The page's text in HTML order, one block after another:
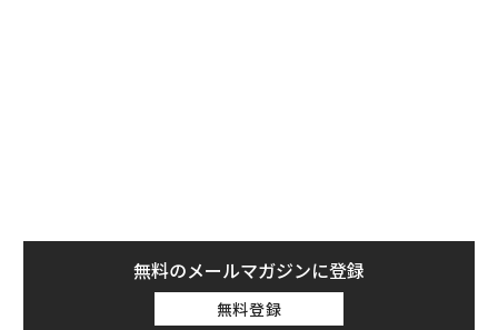
無料のメールマガジンに登録
無料登録